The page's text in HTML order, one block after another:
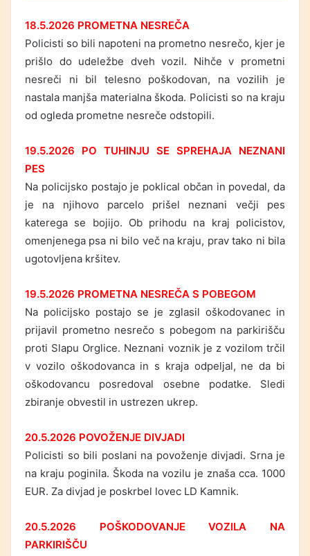
18.5.2026 PROMETNA NESREČA
Policisti so bili napoteni na prometno nesrečo, kjer je
prišlo do udeležbe dveh vozil. Nihče v prometni
nesreči ni bil telesno poškodovan, na vozilih je
nastala manjša materialna škoda. Policisti so na kraju
od ogleda prometne nesreče odstopili.
19.5.2026 PO TUHINJU SE SPREHAJA NEZNANI
PES
Na policijsko postajo je poklical občan in povedal, da
je na njihovo parcelo prišel neznani večji pes
katerega se bojijo. Ob prihodu na kraj policistov,
omenjenega psa ni bilo več na kraju, prav tako ni bila
ugotovljena kršitev.
19.5.2026 PROMETNA NESREČA S POBEGOM
Na policijsko postajo se je zglasil oškodovanec in
prijavil prometno nesrečo s pobegom na parkirišču
proti Slapu Orglice. Neznani voznik je z vozilom trčil
v vozilo oškodovanca in s kraja odpeljal, ne da bi
oškodovancu posredoval osebne podatke. Sledi
zbiranje obvestil in ustrezen ukrep.
20.5.2026 POVOŽENJE DIVJADI
Policisti so bili poslani na povoženje divjadi. Srna je
na kraju poginila. Škoda na vozilu je znaša cca. 1000
EUR. Za divjad je poskrbel lovec LD Kamnik.
20.5.2026 POŠKODOVANJE VOZILA NA
PARKIRIŠČU